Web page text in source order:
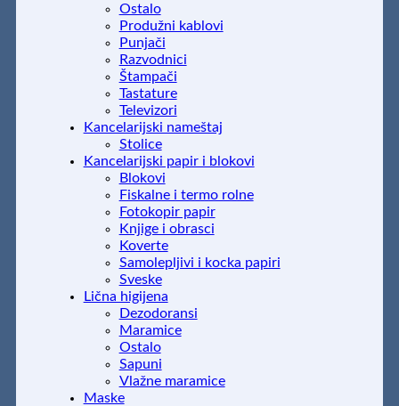
Ostalo
Produžni kablovi
Punjači
Razvodnici
Štampači
Tastature
Televizori
Kancelarijski nameštaj
Stolice
Kancelarijski papir i blokovi
Blokovi
Fiskalne i termo rolne
Fotokopir papir
Knjige i obrasci
Koverte
Samolepljivi i kocka papiri
Sveske
Lična higijena
Dezodoransi
Maramice
Ostalo
Sapuni
Vlažne maramice
Maske